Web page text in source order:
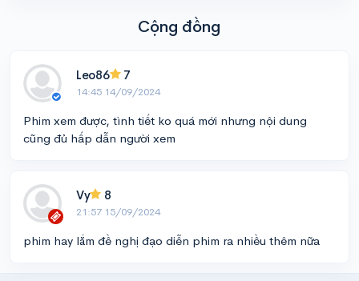
Cộng đồng
Leo86 7
14:45 14/09/2024
Phim xem được, tình tiết ko quá mới nhưng nội dung
cũng đủ hấp dẫn người xem
Vy 8
21:57 15/09/2024
phim hay lắm đề nghị đạo diễn phim ra nhiều thêm nữa